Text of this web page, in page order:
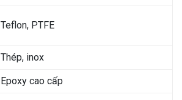
Teflon, PTFE
Thép, inox
Epoxy cao cấp